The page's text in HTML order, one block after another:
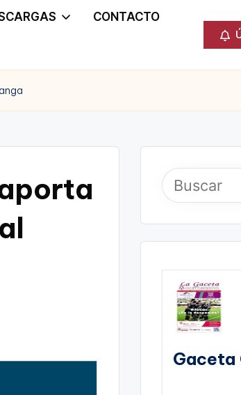
CONTACTO
Gaceta